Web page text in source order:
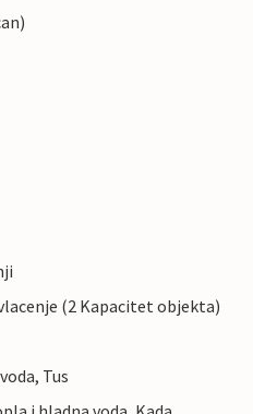
(2 Kapacitet objekta)
Tus